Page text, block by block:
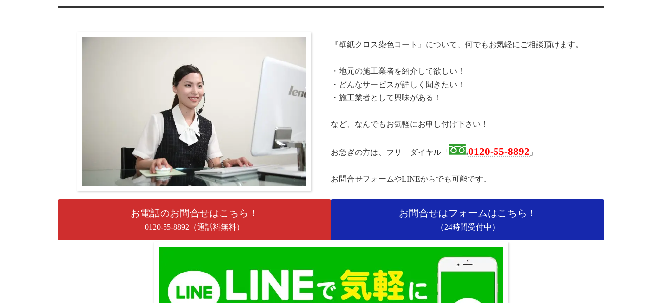
『壁紙クロス染色コート』について、何でもお気軽にご相談頂けます。
・地元の施工業者を紹介して欲しい！
・どんなサービスが詳しく聞きたい！
・施工業者として興味がある！
など、なんでもお気軽にお申し付け下さい！
お急ぎの方は、フリーダイヤル「 0120-55-8892 」
お問合せフォームやLINEからでも可能です。
お電話のお問合せはこちら！
0120-55-8892（通話料無料）
お問合せはフォームはこちら！
（24時間受付中）